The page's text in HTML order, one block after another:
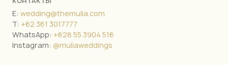
E: wedding@themulia.com
T: +62 361 3017777
WhatsApp: +628 55 3904 516
Instagram: @muliaweddings